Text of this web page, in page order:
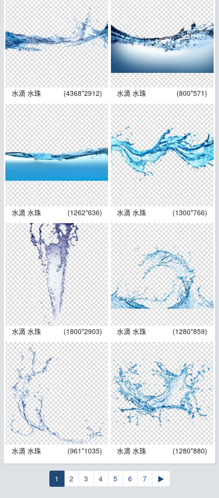
水滴 水珠 (4368*2912) 水滴 水珠 (800*571)
水滴 水珠 (1262*636) 水滴 水珠 (1300*766)
水滴 水珠 (1800*2903) 水滴 水珠 (1280*859)
水滴 水珠 (961*1035) 水滴 水珠 (1280*880)
1 2 3 4 5 6 7 ▶